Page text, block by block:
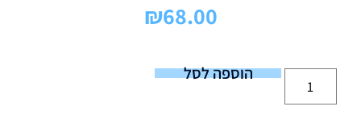
₪68.00
הוספה לסל